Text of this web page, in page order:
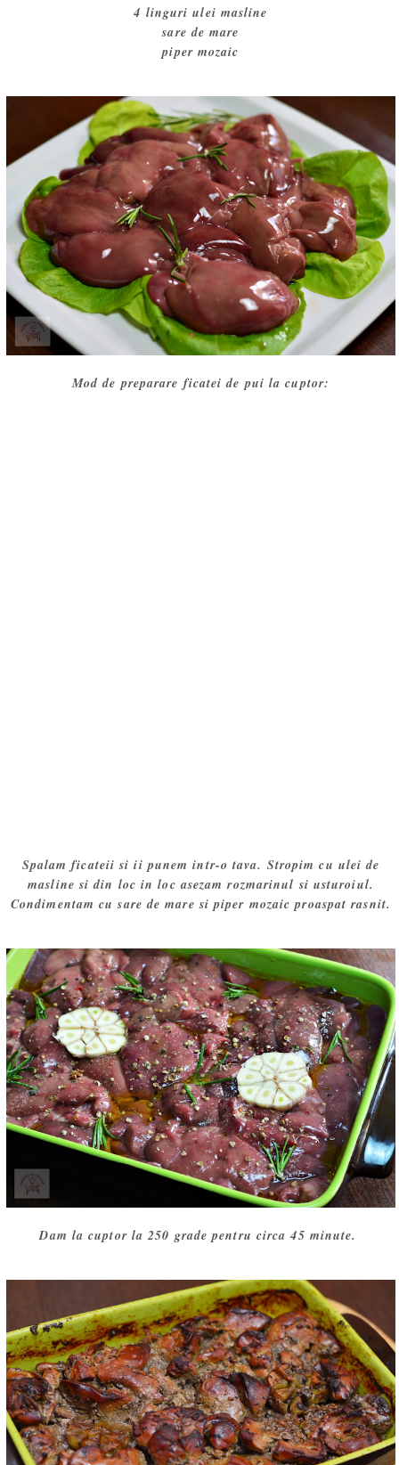
4 linguri ulei masline
sare de mare
piper mozaic
Mod de preparare ficatei de pui la cuptor:
Spalam ficateii si ii punem intr-o tava. Stropim cu ulei de
masline si din loc in loc asezam rozmarinul si usturoiul.
Condimentam cu sare de mare si piper mozaic proaspat rasnit.
Dam la cuptor la 250 grade pentru circa 45 minute.